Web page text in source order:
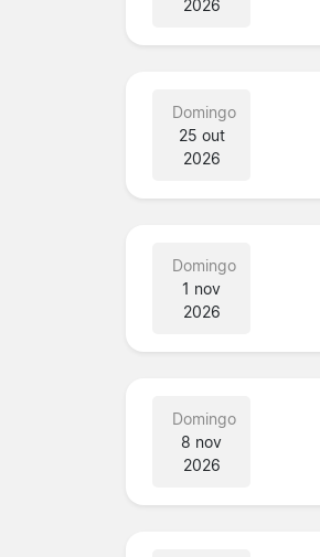
2026
Domingo
25 out
2026
Domingo
1 nov
2026
Domingo
8 nov
2026